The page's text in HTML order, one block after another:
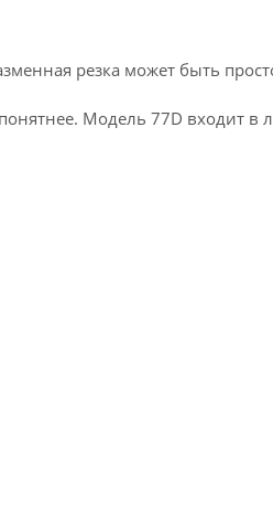
резка может быть
Модель 77D входит в